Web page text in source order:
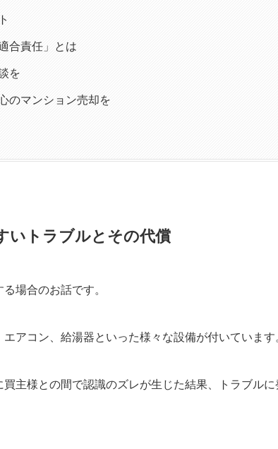
合責任」とは
を
のマンション売却を
いトラブルとその代償
場合のお話です。
アコン、給湯器といった様々な設備が付いています
主様との間で認識のズレが生じた結果、トラブル